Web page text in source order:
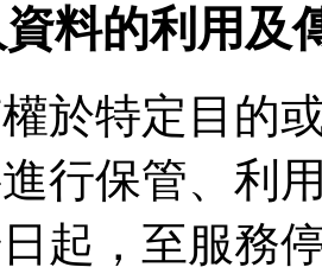
料的利用及
於特定目的
行保管、利
起，至服務